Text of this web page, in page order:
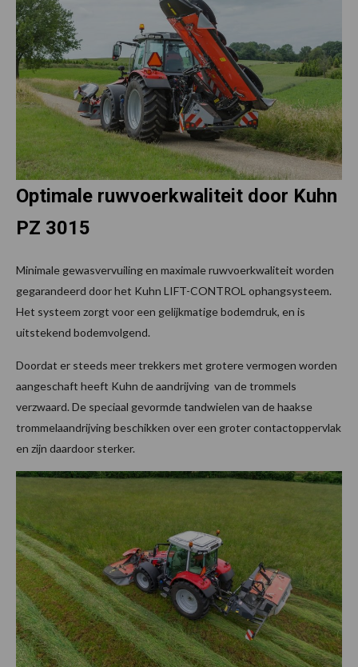
Optimale ruwvoerkwaliteit door Kuhn
PZ 3015
Minimale gewasvervuiling en maximale ruwvoerkwaliteit worden
gegarandeerd door het Kuhn LIFT-CONTROL ophangsysteem.
Het systeem zorgt voor een gelijkmatige bodemdruk, en is
uitstekend bodemvolgend.
Doordat er steeds meer trekkers met grotere vermogen worden
aangeschaft heeft Kuhn de aandrijving van de trommels
verzwaard. De speciaal gevormde tandwielen van de haakse
trommelaandrijving beschikken over een groter contactoppervlak
en zijn daardoor sterker.